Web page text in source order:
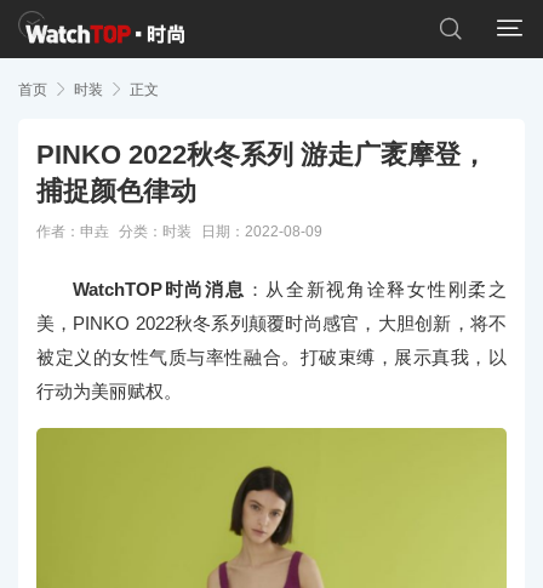


首页  时装  正文
PINKO 2022秋冬系列 游走广袤摩登，
捕捉颜色律动
作者：申垚 分类： 时装 日期：2022-08-09
WatchTOP时尚消息 ：从全新视角诠释女性刚柔之
美，PINKO 2022秋冬系列颠覆时尚感官，大胆创新，将不
被定义的女性气质与率性融合。打破束缚，展示真我，以
行动为美丽赋权。